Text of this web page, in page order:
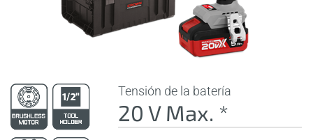
Tensión de la batería
20 V Max. *